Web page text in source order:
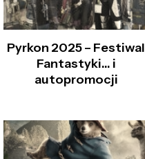
Pyrkon 2025 – Festiwal
Fantastyki… i
autopromocji